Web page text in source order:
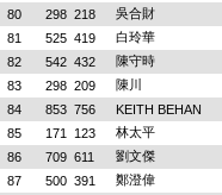
80
298 218
吳合財
81
525 419
白玲華
82
542 432
陳守時
83
298 209
陳川
84
853 756
KEITH BEHAN
85
171 123
林太平
86
709 611
劉文傑
87
500 391
鄭澄偉